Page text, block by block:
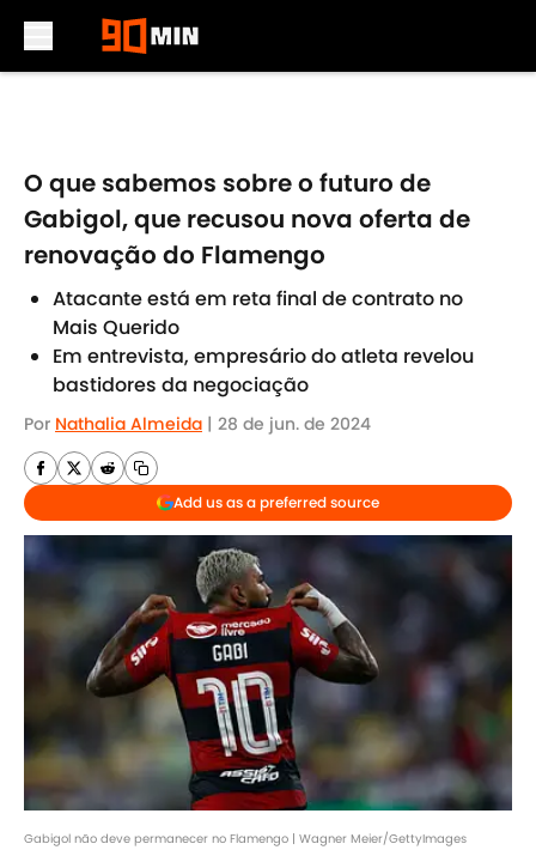
O que sabemos sobre o futuro de
Gabigol, que recusou nova oferta de
renovação do Flamengo
Atacante está em reta final de contrato no
Mais Querido
Em entrevista, empresário do atleta revelou
bastidores da negociação
Por Nathalia Almeida | 28 de jun. de 2024
Add us as a preferred source
Gabigol não deve permanecer no Flamengo | Wagner Meier/GettyImages